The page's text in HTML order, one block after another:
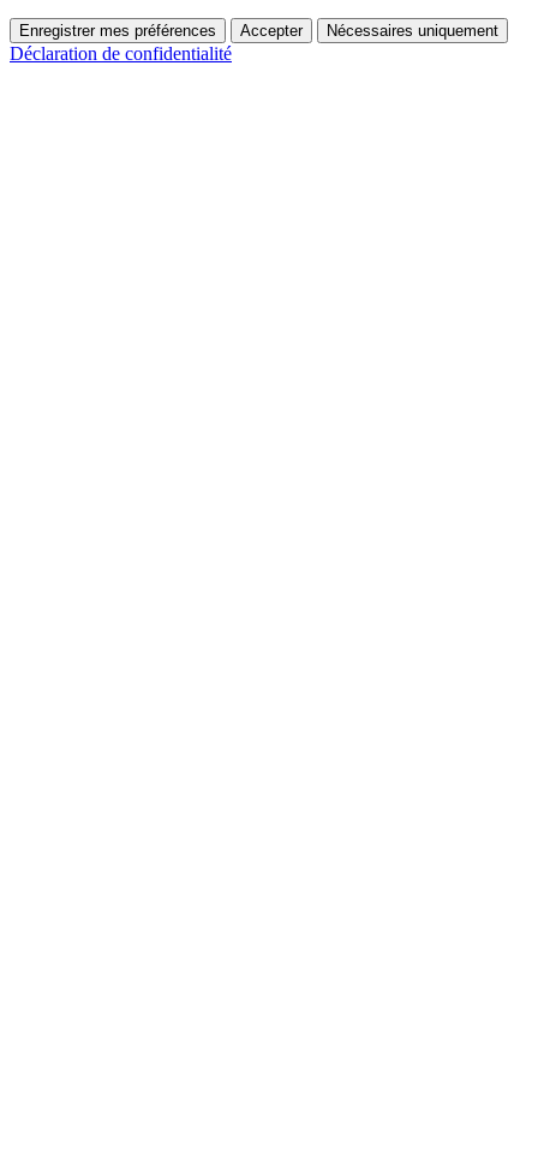
Enregistrer mes préférences Accepter Nécessaires uniquement
Déclaration de confidentialité